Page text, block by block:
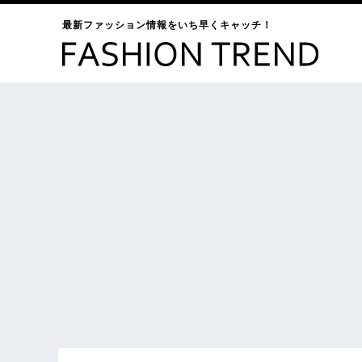
最新ファッション情報をいち早くキャッチ！